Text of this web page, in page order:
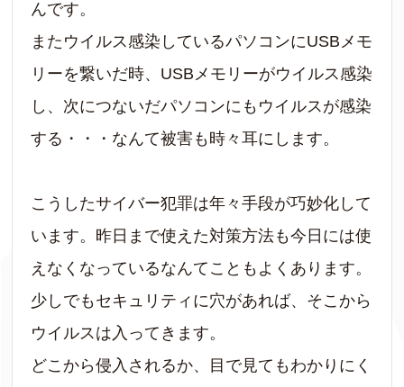
んです。
またウイルス感染しているパソコンにUSBメモ
リーを繋いだ時、USBメモリーがウイルス感染
し、次につないだパソコンにもウイルスが感染
する・・・なんて被害も時々耳にします。
こうしたサイバー犯罪は年々手段が巧妙化して
います。昨日まで使えた対策方法も今日には使
えなくなっているなんてこともよくあります。
少しでもセキュリティに穴があれば、そこから
ウイルスは入ってきます。
どこから侵入されるか、目で見てもわかりにく